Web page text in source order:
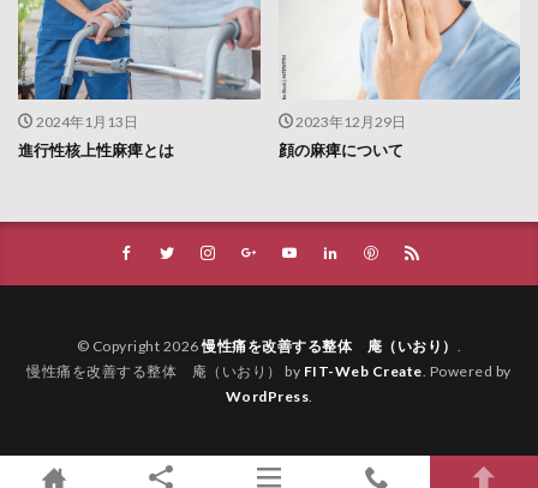
2024年1月13日
進行性核上性麻痺とは
2023年12月29日
顔の麻痺について
© Copyright 2026慢性痛を改善する整体 庵（いおり）
慢性痛を改善する整体 庵（いおり） by FIT-Web Create . Powered by
WordPress